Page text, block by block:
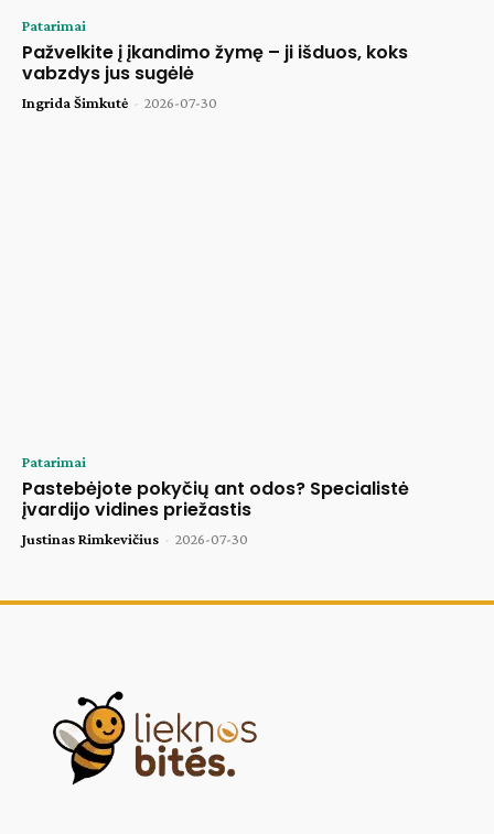
Patarimai
Pažvelkite į įkandimo žymę – ji išduos, koks
vabzdys jus sugėlė
Ingrida Šimkutė - 2026-07-30
Patarimai
Pastebėjote pokyčių ant odos? Specialistė
įvardijo vidines priežastis
Justinas Rimkevičius - 2026-07-30